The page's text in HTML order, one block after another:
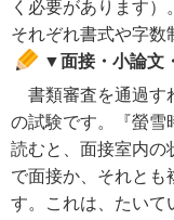
く必要があります）
それぞれ書式や字数
▼面接・小論文
書類審査を通過す
の試験です。『螢雪
読むと、面接室内の
で面接か、それとも
す。これは、たいて